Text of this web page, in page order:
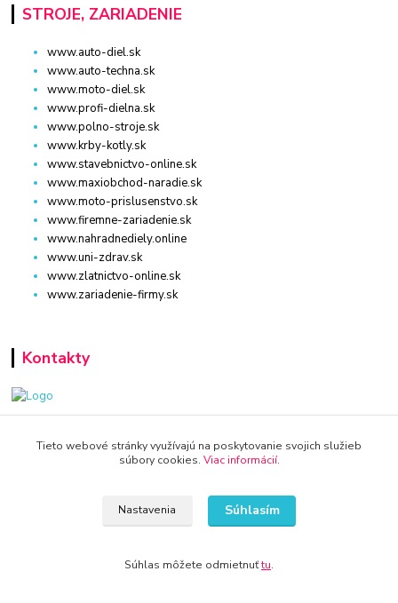
STROJE, ZARIADENIE
www.auto-diel.sk
www.auto-techna.sk
www.moto-diel.sk
www.profi-dielna.sk
www.polno-stroje.sk
www.krby-kotly.sk
www.stavebnictvo-online.sk
www.maxiobchod-naradie.sk
www.moto-prislusenstvo.sk
www.firemne-zariadenie.sk
www.nahradnediely.online
www.uni-zdrav.sk
www.zlatnictvo-online.sk
www.zariadenie-firmy.sk
Kontakty
Tieto webové stránky využívajú na poskytovanie svojich služieb
súbory cookies. Viac informácií.
Nastavenia Súhlasím
Súhlas môžete odmietnuťtu.